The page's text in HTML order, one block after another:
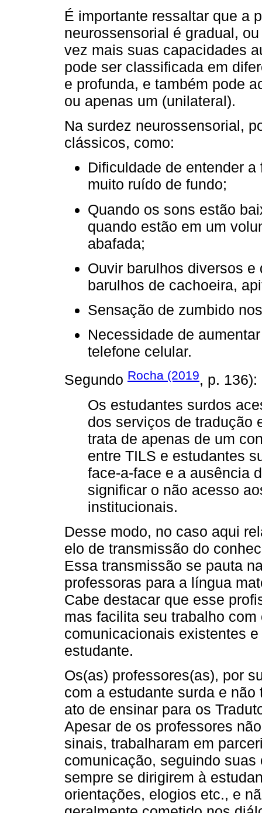
É importante ressaltar que a
neurossensorial é gradual,
vez mais suas capacidades
pode ser classificada em
e profunda, e também pode
ou apenas um (unilateral).
Na surdez neurossensorial,
clássicos, como:
Dificuldade de entender
muito ruído de fundo;
Quando os sons estão
quando estão em um
abafada;
Ouvir barulhos diversos
barulhos de cachoeira,
Sensação de zumbido
Necessidade de
telefone celular.
Segundo Rocha (2019, p. 136):
Os estudantes surdos
dos serviços de tradução
trata de apenas de um
entre TILS e estudantes
face-a-face e a ausência
significar o não acesso
institucionais.
Desse modo, no caso aqui
elo de transmissão do
Essa transmissão se pauta
professoras para a língua
Cabe destacar que esse
mas facilita seu trabalho
comunicacionais existentes
estudante.
Os(as) professores(as), por
com a estudante surda e
ato de ensinar para os
Apesar de os professores
sinais, trabalharam em
comunicação, seguindo
sempre se dirigirem à
orientações, elogios etc., e